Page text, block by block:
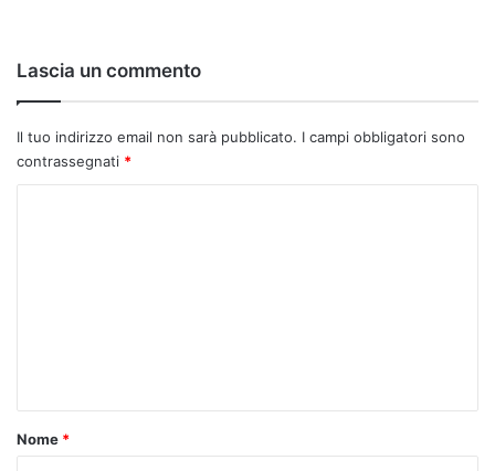
Lascia un commento
Il tuo indirizzo email non sarà pubblicato. I campi obbligatori sono
contrassegnati *
o
Nome *